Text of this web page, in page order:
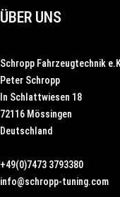
ÜBER UNS
Schropp Fahrzeugtechnik
Peter Schropp
In Schlattwiesen 18
72116 Mössingen
Deutschland
+49(0)7473 3793380
info@schropp-tuning.com